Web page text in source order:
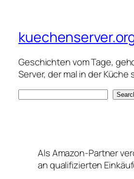
Geschichten vom Tage,
Server, der mal in der Küche
Als Amazon-Partner
an qualifizierten